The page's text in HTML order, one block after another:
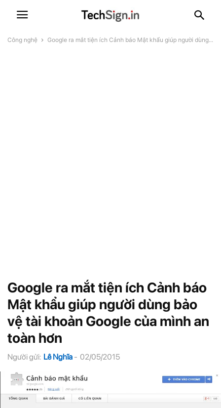
Công nghệ Google ra mắt tiện ích Cảnh báo Mật khẩu giúp người dùng...
Google ra mắt tiện ích Cảnh báo
Mật khẩu giúp người dùng bảo
vệ tài khoản Google của mình an
toàn hơn
Người gửi: Lê Nghĩa - 02/05/2015